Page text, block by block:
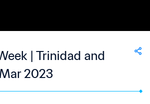
| Trinidad and
2023